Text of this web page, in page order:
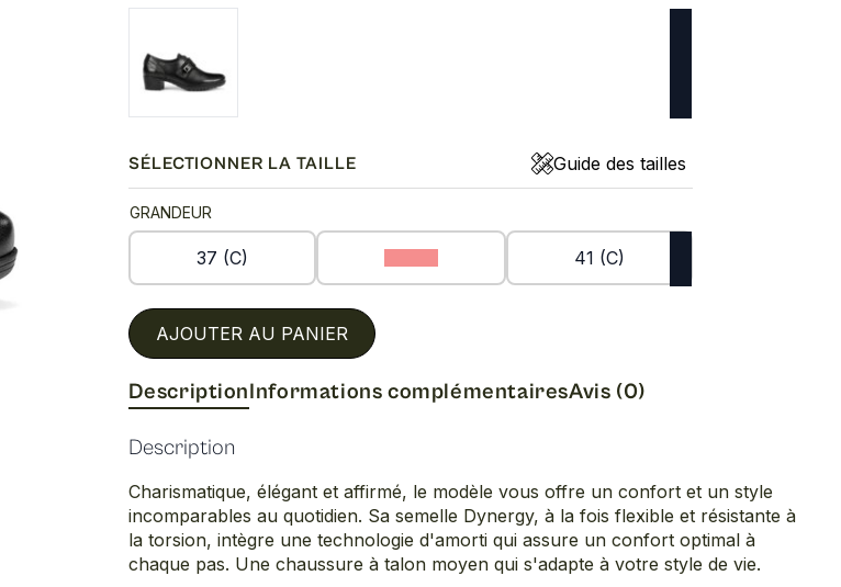
prix
était :
209.00$.
prix
est :
125.40$.
SÉLECTIONNER LA TAILLE Guide des tailles
GRANDEUR
37 (C) 41 (C)
AJOUTER AU PANIER
DescriptionInformations complémentairesAvis (0)
Description
Charismatique, élégant et affirmé, le modèle vous offre un confort et un style
incomparables au quotidien. Sa semelle Dynergy, à la fois flexible et résistante à
la torsion, intègre une technologie d'amorti qui assure un confort optimal à
chaque pas. Une chaussure à talon moyen qui s'adapte à votre style de vie.